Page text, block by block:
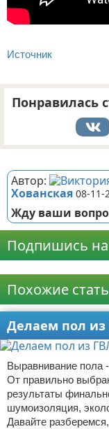
Источник
Понравилась
Автор:
Хованская 08-11-
Жду ваши
Подпишись на
Похожие
Делаем пол из
Выравнивание пола
От правильно
результаты
шумоизоляция,
Давайте